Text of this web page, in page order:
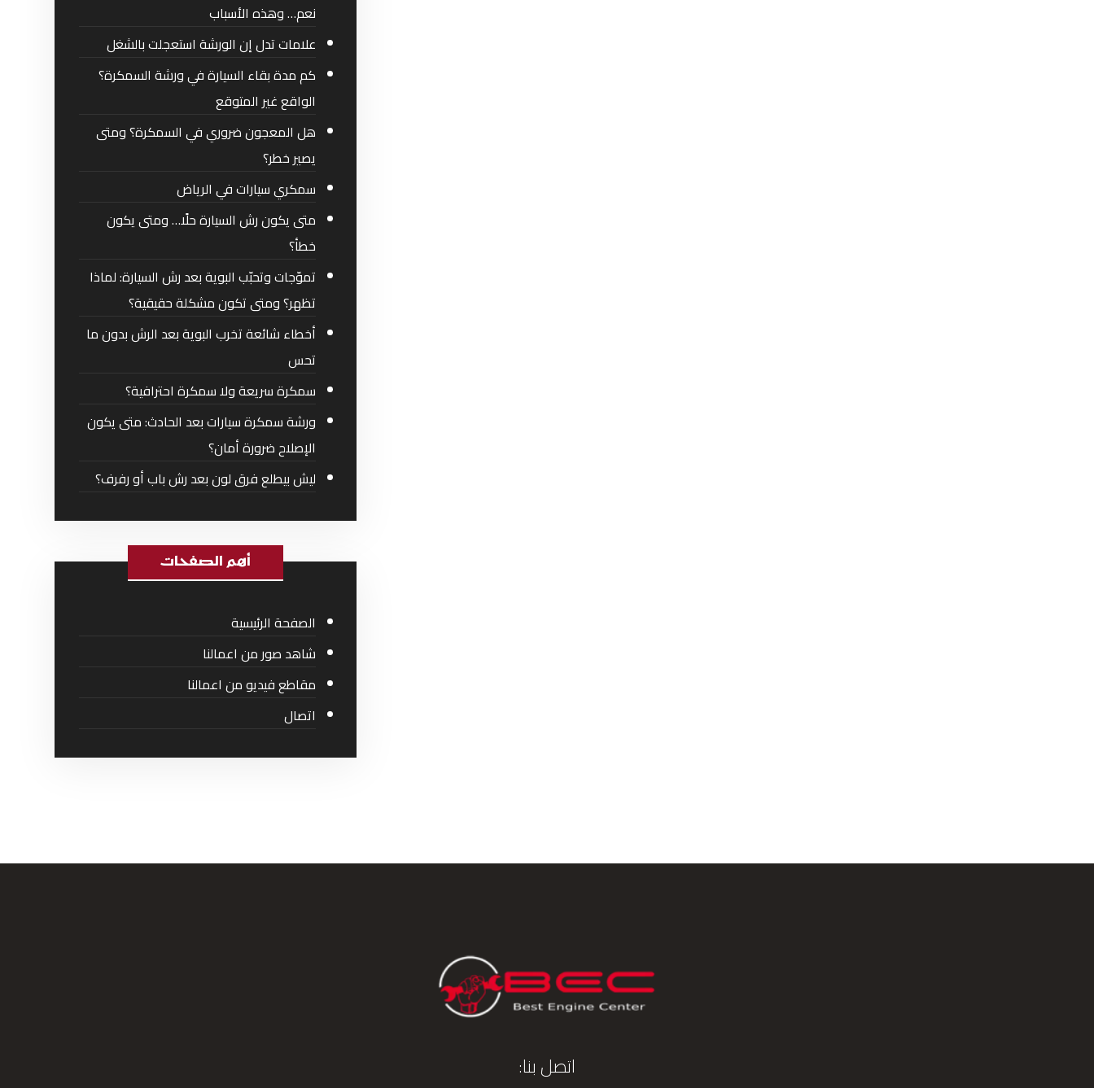
نعم… وهذه الأسباب
علامات تدل إن الورشة استعجلت بالشغل
كم مدة بقاء السيارة في ورشة السمكرة؟
الواقع غير المتوقع
هل المعجون ضروري في السمكرة؟ ومتى
يصير خطر؟
سمكري سيارات في الرياض
متى يكون رش السيارة حلًا… ومتى يكون
خطأ؟
تموّجات وتحبّب البوية بعد رش السيارة: لماذا
تظهر؟ ومتى تكون مشكلة حقيقية؟
أخطاء شائعة تخرب البوية بعد الرش بدون ما
تحس
سمكرة سريعة ولا سمكرة احترافية؟
ورشة سمكرة سيارات بعد الحادث: متى يكون
الإصلاح ضرورة أمان؟
ليش بيطلع فرق لون بعد رش باب أو رفرف؟
أهم الصفحات
الصفحة الرئيسية
شاهد صور من اعمالنا
مقاطع فيديو من اعمالنا
اتصال
اتصل بنا: